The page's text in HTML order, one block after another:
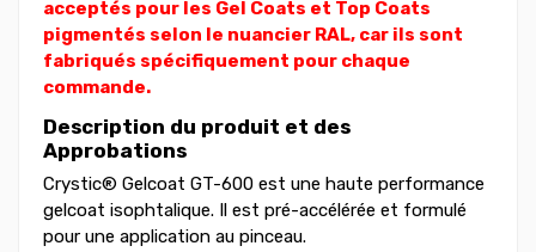
acceptés pour les Gel Coats et Top Coats
pigmentés selon le nuancier RAL, car ils sont
fabriqués spécifiquement pour chaque
commande.
Description du produit et des
Approbations
Crystic® Gelcoat GT-600 est une haute performance
gelcoat isophtalique. Il est pré-accélérée et formulé
pour une application au pinceau.